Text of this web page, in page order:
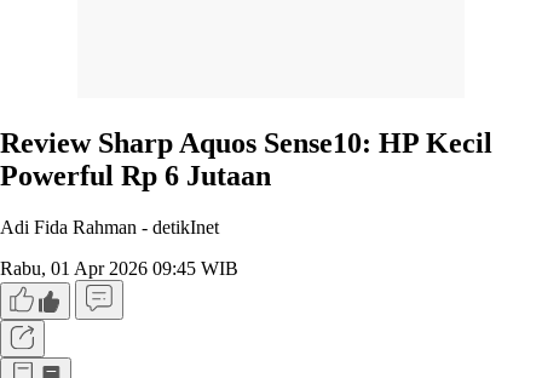
Review Sharp Aquos Sense10: HP Kecil
Powerful Rp 6 Jutaan
Adi Fida Rahman - detikInet
Rabu, 01 Apr 2026 09:45 WIB